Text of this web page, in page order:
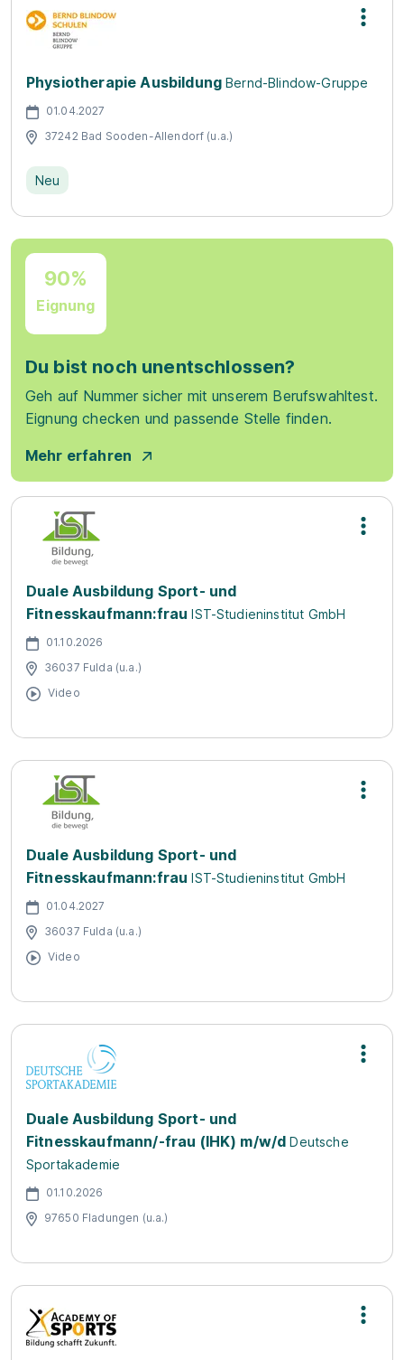
Physiotherapie Ausbildung Bernd-Blindow-Gruppe
01.04.2027
37242 Bad Sooden-Allendorf (u.a.)
Neu
90%
Eignung
Du bist noch unentschlossen?
Geh auf Nummer sicher mit unserem Berufswahltest.
Eignung checken und passende Stelle finden.
Mehr erfahren
Duale Ausbildung Sport- und
Fitnesskaufmann:frau IST-Studieninstitut GmbH
01.10.2026
36037 Fulda (u.a.)
Video
Duale Ausbildung Sport- und
Fitnesskaufmann:frau IST-Studieninstitut GmbH
01.04.2027
36037 Fulda (u.a.)
Video
Duale Ausbildung Sport- und
Fitnesskaufmann/-frau (IHK) m/w/d Deutsche
Sportakademie
01.10.2026
97650 Fladungen (u.a.)